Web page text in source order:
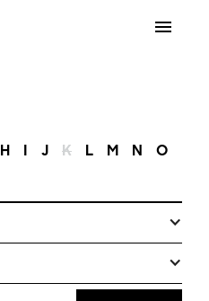
H I J K L M N O